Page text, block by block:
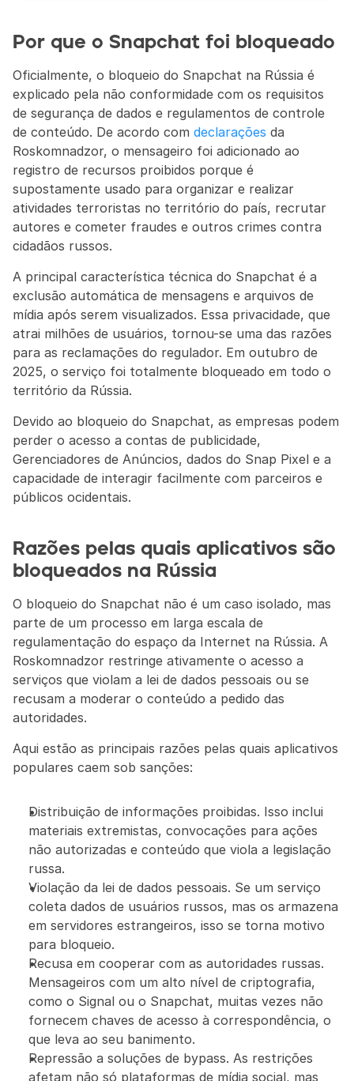
Por que o Snapchat foi bloqueado
Oficialmente, o bloqueio do Snapchat na Rússia é
explicado pela não conformidade com os requisitos
de segurança de dados e regulamentos de controle
de conteúdo. De acordo com declarações da
Roskomnadzor, o mensageiro foi adicionado ao
registro de recursos proibidos porque é
supostamente usado para organizar e realizar
atividades terroristas no território do país, recrutar
autores e cometer fraudes e outros crimes contra
cidadãos russos.
A principal característica técnica do Snapchat é a
exclusão automática de mensagens e arquivos de
mídia após serem visualizados. Essa privacidade, que
atrai milhões de usuários, tornou-se uma das razões
para as reclamações do regulador. Em outubro de
2025, o serviço foi totalmente bloqueado em todo o
território da Rússia.
Devido ao bloqueio do Snapchat, as empresas podem
perder o acesso a contas de publicidade,
Gerenciadores de Anúncios, dados do Snap Pixel e a
capacidade de interagir facilmente com parceiros e
públicos ocidentais.
Razões pelas quais aplicativos são
bloqueados na Rússia
O bloqueio do Snapchat não é um caso isolado, mas
parte de um processo em larga escala de
regulamentação do espaço da Internet na Rússia. A
Roskomnadzor restringe ativamente o acesso a
serviços que violam a lei de dados pessoais ou se
recusam a moderar o conteúdo a pedido das
autoridades.
Aqui estão as principais razões pelas quais aplicativos
populares caem sob sanções:
Distribuição de informações proibidas. Isso inclui
materiais extremistas, convocações para ações
não autorizadas e conteúdo que viola a legislação
russa.
Violação da lei de dados pessoais. Se um serviço
coleta dados de usuários russos, mas os armazena
em servidores estrangeiros, isso se torna motivo
para bloqueio.
Recusa em cooperar com as autoridades russas.
Mensageiros com um alto nível de criptografia,
como o Signal ou o Snapchat, muitas vezes não
fornecem chaves de acesso à correspondência, o
que leva ao seu banimento.
Repressão a soluções de bypass. As restrições
afetam não só plataformas de mídia social, mas